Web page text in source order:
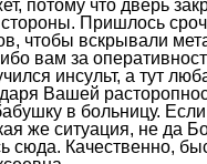
потому что дверь
стороны. Пришлось
чтобы вскрывали
вам за
инсульт, а тут
Вашей
в больницу. Если
же ситуация, не да
сюда. Качественно,